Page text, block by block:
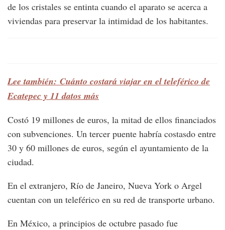
de los cristales se entinta cuando el aparato se acerca a
viviendas para preservar la intimidad de los habitantes.
Lee también: Cuánto costará viajar en el teleférico de
Ecatepec y 11 datos más
Costó 19 millones de euros, la mitad de ellos financiados
con subvenciones. Un tercer puente habría costasdo entre
30 y 60 millones de euros, según el ayuntamiento de la
ciudad.
En el extranjero, Río de Janeiro, Nueva York o Argel
cuentan con un teleférico en su red de transporte urbano.
En México, a principios de octubre pasado fue